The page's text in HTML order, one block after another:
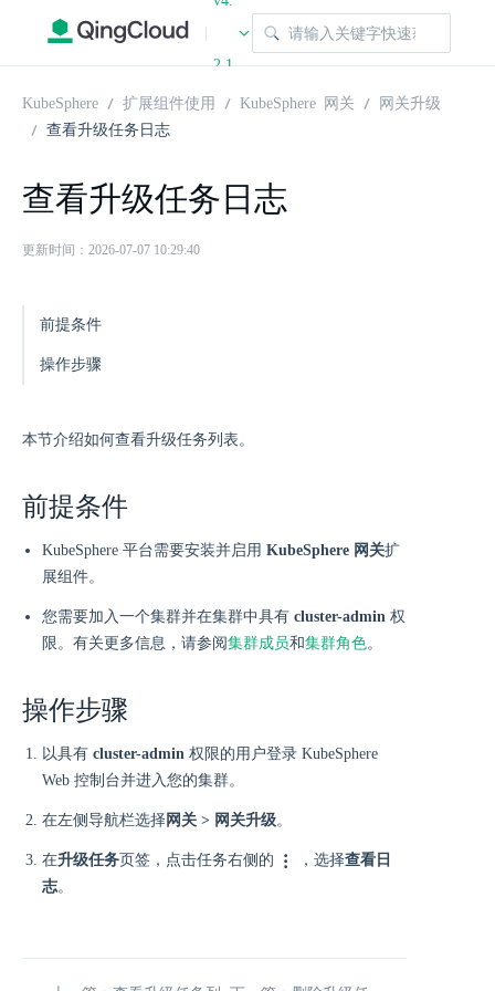
|
2.1
KubeSphere 扩展组件使用 KubeSphere 网关
网关升级
查看升级任务日志
查看升级任务日志
更新时间：2026-07-07 10:29:40
前提条件
操作步骤
本节介绍如何查看升级任务列表。
前提条件
KubeSphere 平台需要安装并启用 KubeSphere 网关扩
展组件。
您需要加入一个集群并在集群中具有 cluster-admin 权
限。有关更多信息，请参阅集群成员和集群角色。
操作步骤
以具有 cluster-admin 权限的用户登录 KubeSphere
Web 控制台并进入您的集群。
在左侧导航栏选择网关 > 网关升级。
在升级任务页签，点击任务右侧的 ，选择查看日
志。